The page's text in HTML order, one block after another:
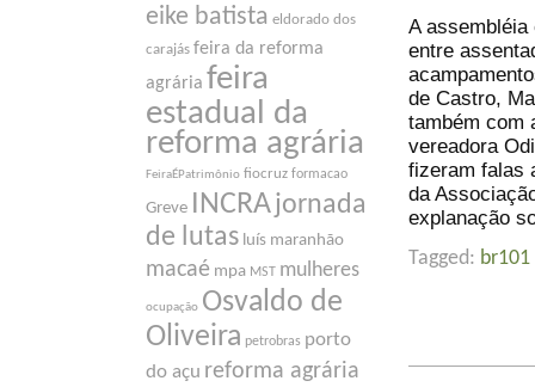
eike batista eldorado dos
carajás feira da reforma
agrária feira
estadual da
reforma agrária
FeiraÉPatrimônio fiocruz formacao
Greve INCRA jornada
de lutas luís maranhão
macaé mpa MST mulheres
ocupação Osvaldo de
Oliveira petrobras porto
do açu reforma agrária
A
entre
de Castro,
também com
vereadora
fizeram falas
da
explanação
Tagged: br101